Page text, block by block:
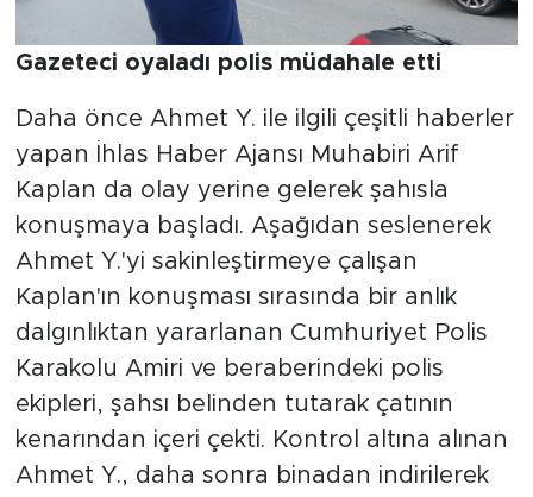
Gazeteci oyaladı polis müdahale etti
Daha önce Ahmet Y. ile ilgili çeşitli haberler
yapan İhlas Haber Ajansı Muhabiri Arif
Kaplan da olay yerine gelerek şahısla
konuşmaya başladı. Aşağıdan seslenerek
Ahmet Y.'yi sakinleştirmeye çalışan
Kaplan'ın konuşması sırasında bir anlık
dalgınlıktan yararlanan Cumhuriyet Polis
Karakolu Amiri ve beraberindeki polis
ekipleri, şahsı belinden tutarak çatının
kenarından içeri çekti. Kontrol altına alınan
Ahmet Y., daha sonra binadan indirilerek